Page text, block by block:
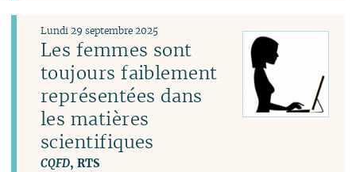
Les femmes sont
toujours faiblement
représentées dans
les matières
scientifiques
CQFD, RTS
Lundi 29 septembre 2025